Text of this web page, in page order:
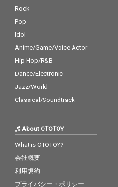
Rock
Pop
Idol
Anime/Game/Voice Actor
Hip Hop/R&B
Dance/Electronic
Jazz/World
Classical/Soundtrack
About OTOTOY
What is OTOTOY?
会社概要
利用規約
プライバシー・ポリシー